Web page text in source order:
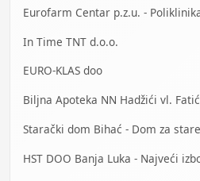
Eurofarm Centar p.z.u. -
In Time TNT d.o.o.
EURO-KLAS doo
Biljna Apoteka NN Hadžići vl.
HST DOO Banja Luka - Najveći